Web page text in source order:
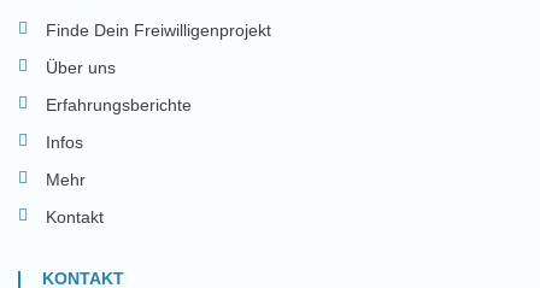
Finde Dein Freiwilligenprojekt
Über uns
Erfahrungsberichte
Infos
Mehr
Kontakt
KONTAKT